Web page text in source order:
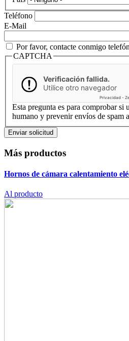
Teléfono
E-Mail
Por favor, contacte conmigo
CAPTCHA
Verificación fallida.
Utilice otro navegador
Privacidad -
Esta pregunta es para comprobar si
humano y prevenir envíos de spam
Más productos
Hornos de cámara calentamiento
Al producto